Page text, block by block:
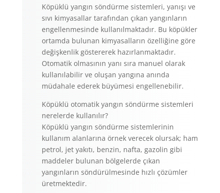
Köpüklü yangın söndürme sistemleri, yanışı ve
sıvı kimyasallar tarafından çıkan yangınların
engellenmesinde kullanılmaktadır. Bu köpükler
ortamda bulunan kimyasalların özelliğine göre
değişkenlik göstererek hazırlanmaktadır.
Otomatik olmasının yanı sıra manuel olarak
kullanılabilir ve oluşan yangına anında
müdahale ederek büyümesi engellenebilir.
Köpüklü otomatik yangın söndürme sistemleri
nerelerde kullanılır?
Köpüklü yangın söndürme sistemlerinin
kullanım alanlarına örnek verecek olursak; ham
petrol, jet yakıtı, benzin, nafta, gazolin gibi
maddeler bulunan bölgelerde çıkan
yangınların söndürülmesinde hızlı çözümler
üretmektedir.